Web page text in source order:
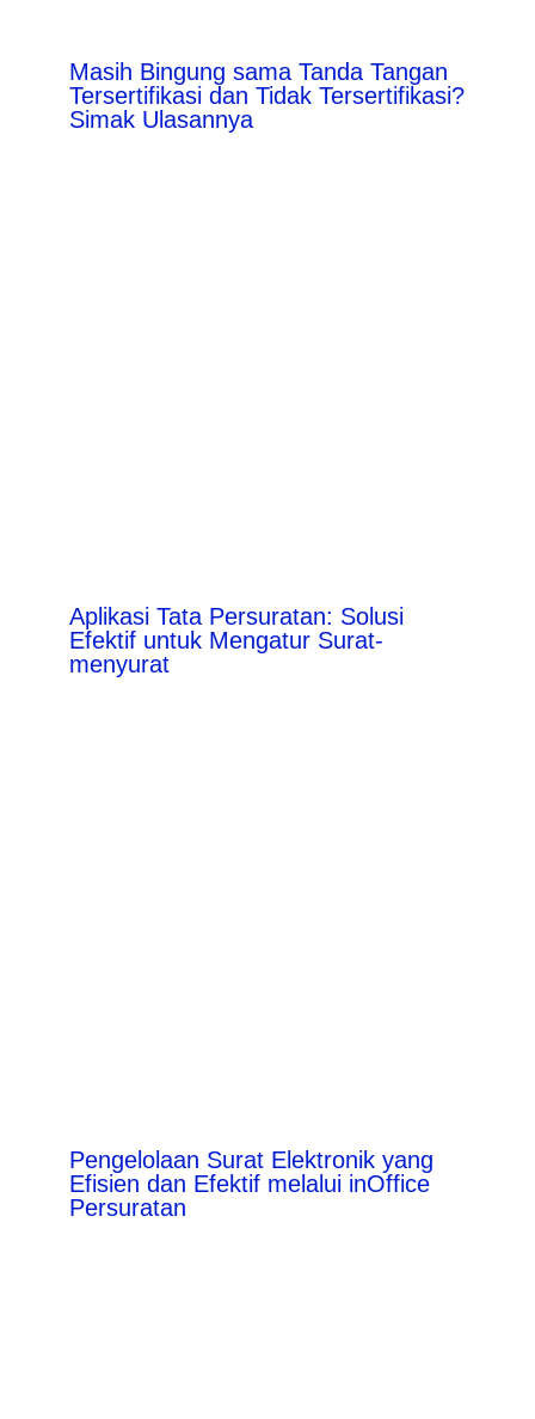
Masih Bingung sama Tanda Tangan
Tersertifikasi dan Tidak Tersertifikasi?
Simak Ulasannya
Aplikasi Tata Persuratan: Solusi
Efektif untuk Mengatur Surat-
menyurat
Pengelolaan Surat Elektronik yang
Efisien dan Efektif melalui inOffice
Persuratan